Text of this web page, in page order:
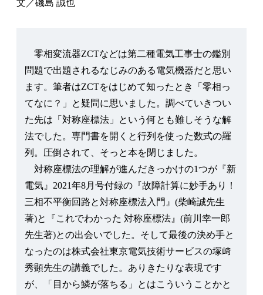
文／磯島 誠也
零相変流器ZCTなどは第二種電気工事士の鑑別
問題で出題されるなじみのある電気機器だと思い
ます。筆者はZCTをはじめて知ったとき「零相っ
てなに？」と疑問に思いました。調べていきつい
た先は「対称座標法」という何とも難しそうな解
法でした。専門書を開くと行列を使った数式の羅
列。圧倒されて、そっと本を閉じました。
対称座標法の理解が進んだきっかけの1つが『新
電気』2021年8月号付録の『故障計算に妙手あり！
三相不平衡回路と対称座標法入門』(柴崎誠先生
著)と『これでわかった 対称座標法』(前川幸一郎
先生著)との出会いでした。そして最後の決め手と
なったのは株式会社東京電気技術サービスの塚﨑
秀顕先生の講義でした。ありきたりな表現です
が、「目から鱗が落ちる」とはこういうことかと